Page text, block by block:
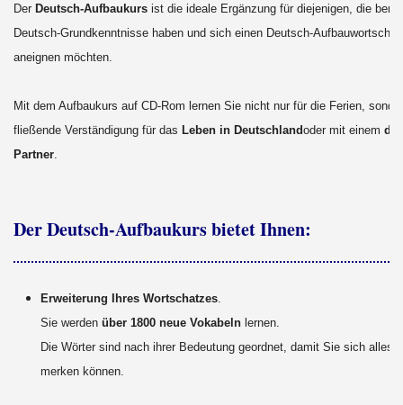
Der Deutsch-Aufbaukursist die ideale Ergänzung für diejenigen, die
Deutsch-Grundkenntnisse haben und sich einen Deutsch-
aneignen möchten.
Mit dem Aufbaukurs auf CD-Rom lernen Sie nicht nur für die Ferien,
fließende Verständigung für das Leben in Deutschlandoder mit einem
Partner.
Der Deutsch-Aufbaukurs bietet Ihnen:
Erweiterung Ihres Wortschatzes.
Sie werden über 1800 neue Vokabelnlernen.
Die Wörter sind nach ihrer Bedeutung geordnet, damit Sie sich alles
merken können.